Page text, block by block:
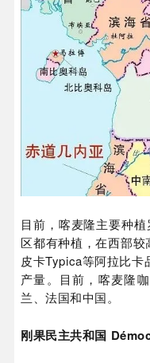
目前，喀麦隆主要种
区都有种植，在西部
皮卡Typica等阿拉比卡
产量。目前，喀麦隆
兰、法国和中国。
刚果民主共和国